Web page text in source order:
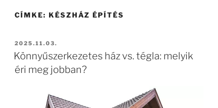
CÍMKE: KÉSZHÁZ ÉPÍTÉS
BEKÜLDVE:
2025.11.03.
Könnyűszerkezetes ház vs. tégla: melyik
éri meg jobban?